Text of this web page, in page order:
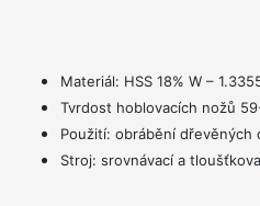
Materiál: HSS 18% W –
Tvrdost hoblovacích nožů
Použití: obrábění dřevěných
Stroj: srovnávací a